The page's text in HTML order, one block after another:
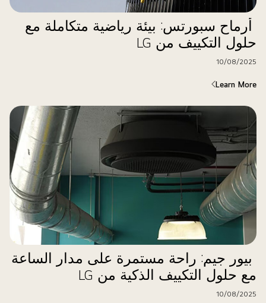
أرماح سبورتس: بيئة رياضية متكاملة مع
حلول التكييف من LG
10/08/2025
Learn More
بيور جيم: راحة مستمرة على مدار الساعة
مع حلول التكييف الذكية من LG
10/08/2025